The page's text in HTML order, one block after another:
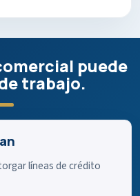
puede
trabajo.
líneas de crédito